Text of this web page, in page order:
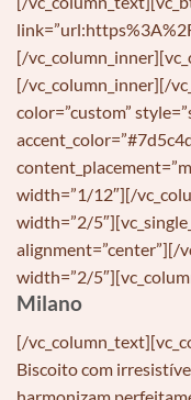
[/
[/vc_column_inner][/
color=”custom”
width=”1/12″][/
width=”2/
alignment=”center”][/
width=”2/
Milano
[/
Biscoito com
harmonizam